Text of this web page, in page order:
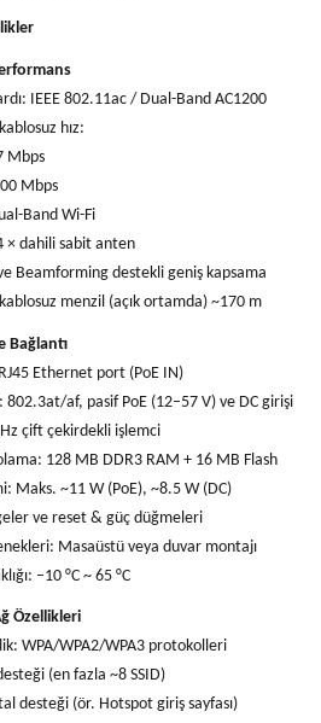
IEEE 802.11ac / Dual-Band AC1200
hız:
Mbps
Mbps
Band Wi-Fi
× dahili sabit anten
Beamforming destekli geniş kapsama
menzil (açık ortamda) ~170 m
Bağlantı
Ethernet port (PoE IN)
802.3at/af, pasif PoE (12–57 V) ve DC girişi
çift çekirdekli işlemci
128 MB DDR3 RAM + 16 MB Flash
Maks. ~11 W (PoE), ~8.5 W (DC)
ve reset & güç düğmeleri
Masaüstü veya duvar montajı
–10 °C ~ 65 °C
Özellikleri
WPA/WPA2/WPA3 protokolleri
(en fazla ~8 SSID)
desteği (ör. Hotspot giriş sayfası)